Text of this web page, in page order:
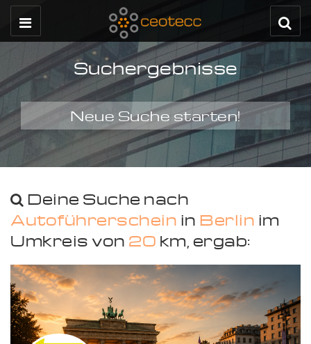
Suchergebnisse
Neue Suche starten!
Deine Suche nach
Autoführerschein in Berlin im
Umkreis von 20 km, ergab: